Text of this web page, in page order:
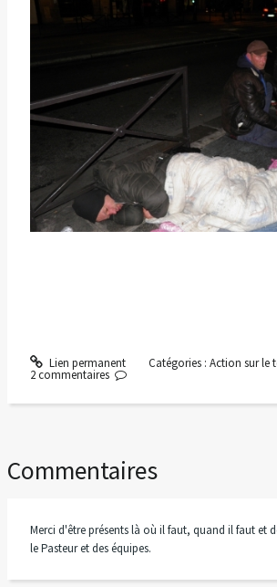
Lien permanent Catégories : Action sur le
2 commentaires
Commentaires
Merci d'être présents là où il faut, quand il faut et
le Pasteur et des équipes.